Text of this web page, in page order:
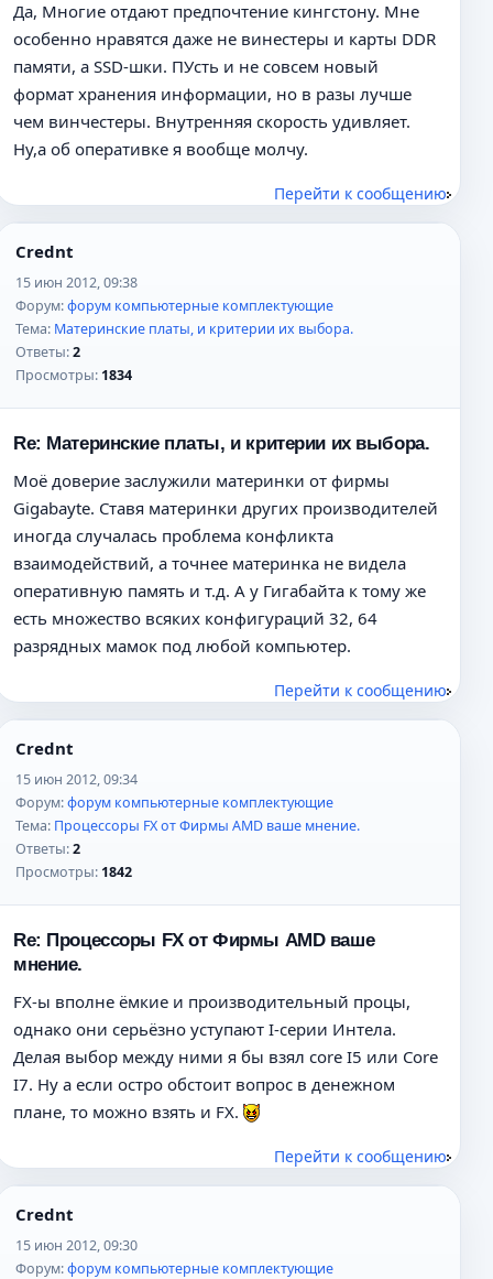
Да, Многие отдают предпочтение кингстону. Мне
особенно нравятся даже не винестеры и карты DDR
памяти, а SSD-шки. ПУсть и не совсем новый
формат хранения информации, но в разы лучше
чем винчестеры. Внутренняя скорость удивляет.
Ну,а об оперативке я вообще молчу.
Перейти к сообщению
Crednt
15 июн 2012, 09:38
Форум:форум компьютерные комплектующие
Тема: Материнские платы, и критерии их выбора.
Ответы:2
Просмотры: 1834
Re: Материнские платы, и критерии их выбора.
Моё доверие заслужили материнки от фирмы
Gigabayte. Ставя материнки других производителей
иногда случалась проблема конфликта
взаимодействий, а точнее материнка не видела
оперативную память и т.д. А у Гигабайта к тому же
есть множество всяких конфигураций 32, 64
разрядных мамок под любой компьютер.
Перейти к сообщению
Crednt
15 июн 2012, 09:34
Форум:форум компьютерные комплектующие
Тема: Процессоры FX от Фирмы AMD ваше мнение.
Ответы:2
Просмотры: 1842
Re: Процессоры FX от Фирмы AMD ваше
мнение.
FX-ы вполне ёмкие и производительный процы,
однако они серьёзно уступают I-серии Интела.
Делая выбор между ними я бы взял core I5 или Core
I7. Ну а если остро обстоит вопрос в денежном
плане, то можно взять и FX.
Перейти к сообщению
Crednt
15 июн 2012, 09:30
Форум:форум компьютерные комплектующие